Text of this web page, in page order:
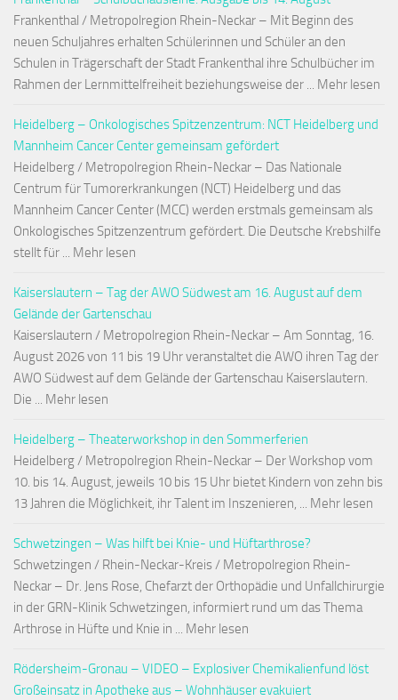
Frankenthal / Metropolregion Rhein-Neckar – Mit Beginn des
neuen Schuljahres erhalten Schülerinnen und Schüler an den
Schulen in Trägerschaft der Stadt Frankenthal ihre Schulbücher im
Rahmen der Lernmittelfreiheit beziehungsweise der ... Mehr lesen
Heidelberg – Onkologisches Spitzenzentrum: NCT Heidelberg und
Mannheim Cancer Center gemeinsam gefördert
Heidelberg / Metropolregion Rhein-Neckar – Das Nationale
Centrum für Tumorerkrankungen (NCT) Heidelberg und das
Mannheim Cancer Center (MCC) werden erstmals gemeinsam als
Onkologisches Spitzenzentrum gefördert. Die Deutsche Krebshilfe
stellt für ... Mehr lesen
Kaiserslautern – Tag der AWO Südwest am 16. August auf dem
Gelände der Gartenschau
Kaiserslautern / Metropolregion Rhein-Neckar – Am Sonntag, 16.
August 2026 von 11 bis 19 Uhr veranstaltet die AWO ihren Tag der
AWO Südwest auf dem Gelände der Gartenschau Kaiserslautern.
Die ... Mehr lesen
Heidelberg – Theaterworkshop in den Sommerferien
Heidelberg / Metropolregion Rhein-Neckar – Der Workshop vom
10. bis 14. August, jeweils 10 bis 15 Uhr bietet Kindern von zehn bis
13 Jahren die Möglichkeit, ihr Talent im Inszenieren, ... Mehr lesen
Schwetzingen – Was hilft bei Knie- und Hüftarthrose?
Schwetzingen / Rhein-Neckar-Kreis / Metropolregion Rhein-
Neckar – Dr. Jens Rose, Chefarzt der Orthopädie und Unfallchirurgie
in der GRN-Klinik Schwetzingen, informiert rund um das Thema
Arthrose in Hüfte und Knie in ... Mehr lesen
Rödersheim-Gronau – VIDEO – Explosiver Chemikalienfund löst
Großeinsatz in Apotheke aus – Wohnhäuser evakuiert